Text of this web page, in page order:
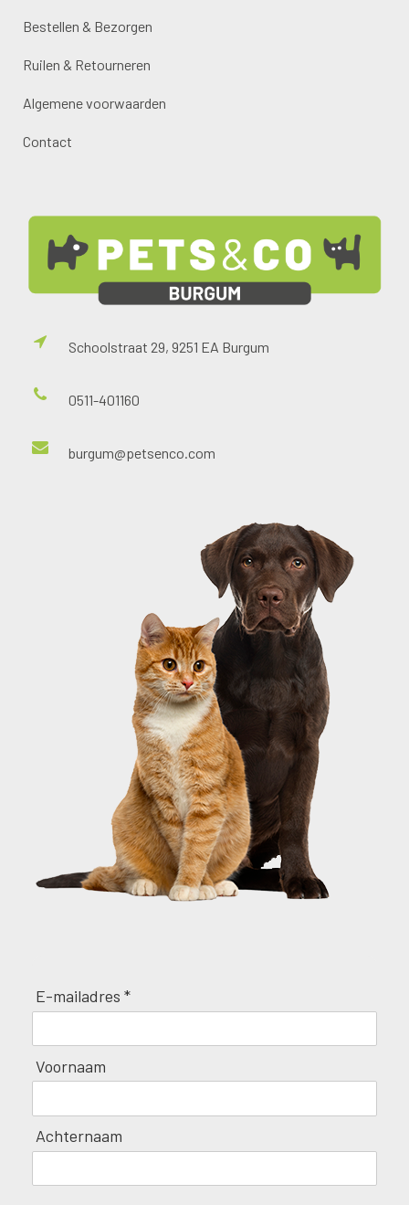
Bestellen & Bezorgen
Ruilen & Retourneren
Algemene voorwaarden
Contact
Schoolstraat 29, 9251 EA Burgum
0511-401160
burgum@petsenco.com
E-mailadres *
Voornaam
Achternaam